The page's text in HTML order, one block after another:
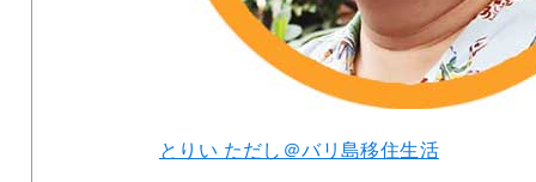
とりい ただし＠バリ島移住生活